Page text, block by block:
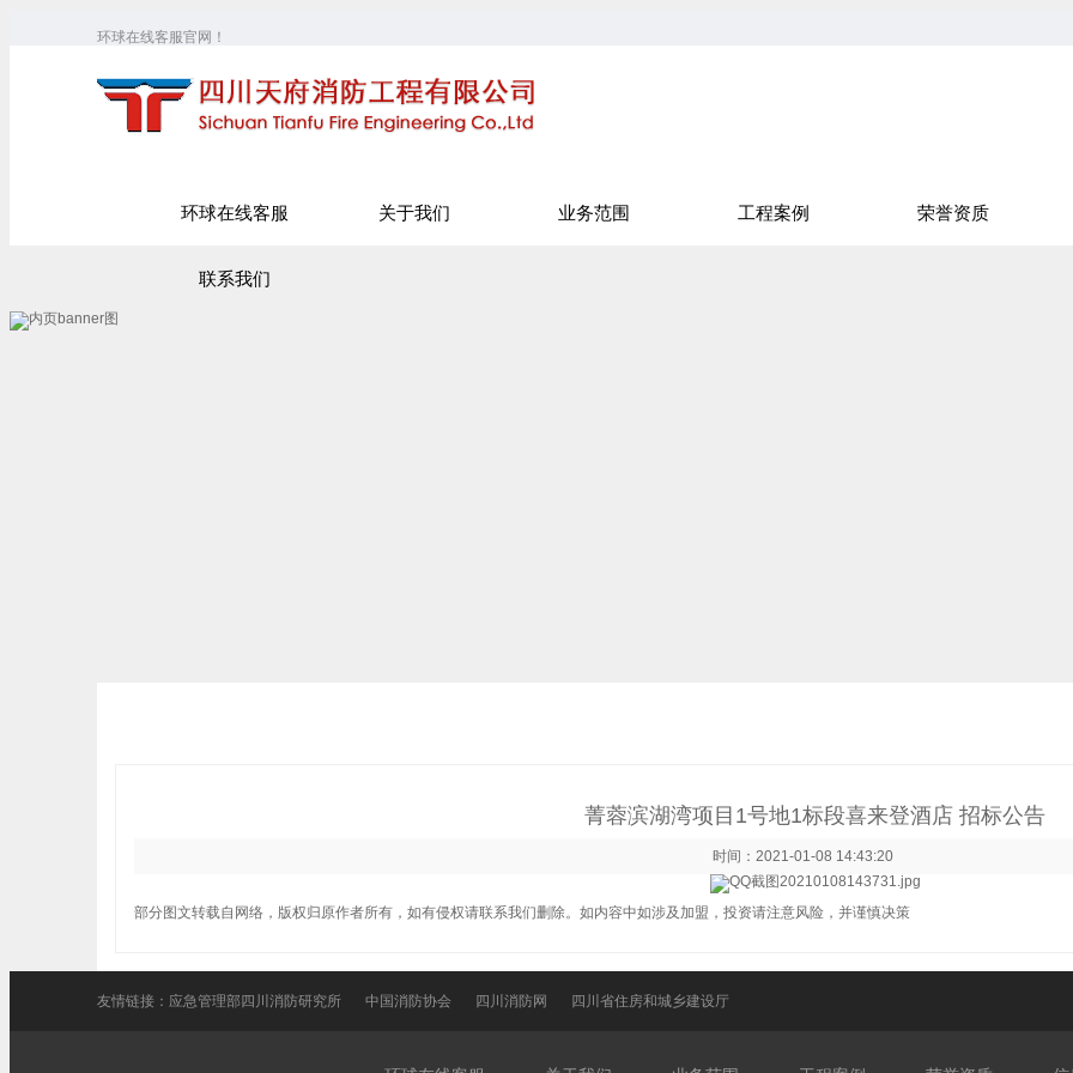
环球在线客服官网！
环球在线客服 关于我们 业务范围 工程案例 荣誉资质
联系我们
菁蓉滨湖湾项目1号地1标段喜来登酒店 招标公告
时间：2021-01-08 14:43:20
部分图文转载自网络，版权归原作者所有，如有侵权请联系我们删除。如内容中如涉及加盟，投资请注意风险，并谨慎决策
友情链接： 应急管理部四川消防研究所 中国消防协会 四川消防网 四川省住房和城乡建设厅